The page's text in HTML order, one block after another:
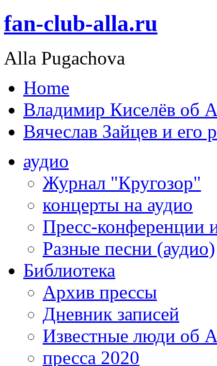
fan-club-alla.ru
Alla Pugachova
Home
Владимир Киселёв об
Вячеслав Зайцев и его
аудио
Журнал "Кругозор"
концерты на аудио
Пресс-конференции
Разные песни (аудио)
Библиотека
Архив прессы
Дневник записей
Известные люди об
пресса 2020